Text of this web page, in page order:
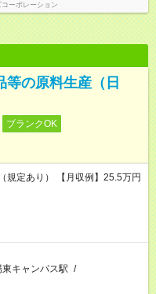
ーポレーション
の原料生産（日
ブランクOK
定あり） 【月収例】25.5万円
キャンパス駅 /